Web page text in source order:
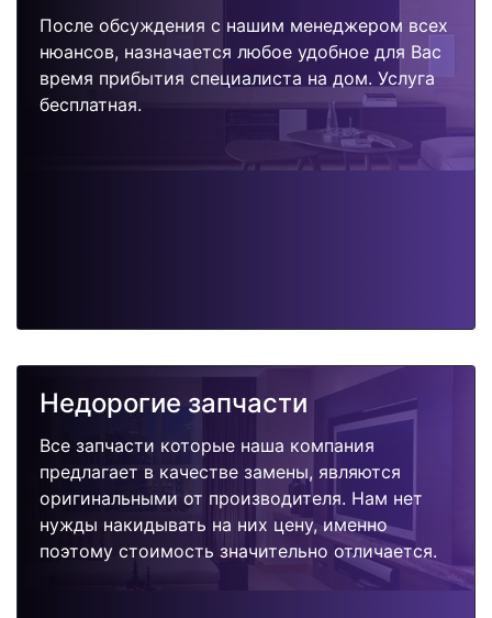
После обсуждения с нашим менеджером всех
нюансов, назначается любое удобное для Вас
время прибытия специалиста на дом. Услуга
бесплатная.
Недорогие запчасти
Все запчасти которые наша компания
предлагает в качестве замены, являются
оригинальными от производителя. Нам нет
нужды накидывать на них цену, именно
поэтому стоимость значительно отличается.